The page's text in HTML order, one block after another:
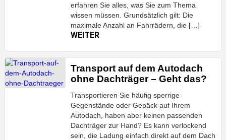
erfahren Sie alles, was Sie zum Thema
wissen müssen. Grundsätzlich gilt: Die
maximale Anzahl an Fahrrädern, die […]
WEITER
Transport auf dem Autodach
ohne Dachträger – Geht das?
Transportieren Sie häufig sperrige
Gegenstände oder Gepäck auf Ihrem
Autodach, haben aber keinen passenden
Dachträger zur Hand? Es kann verlockend
sein, die Ladung einfach direkt auf dem Dach